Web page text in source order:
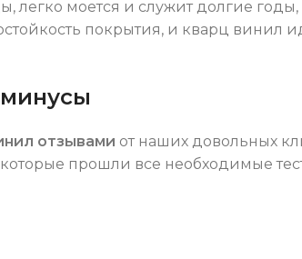
легко моется и служит долгие годы,
покрытия, и кварц винил
отзывами от наших довольных
прошли все необходимые